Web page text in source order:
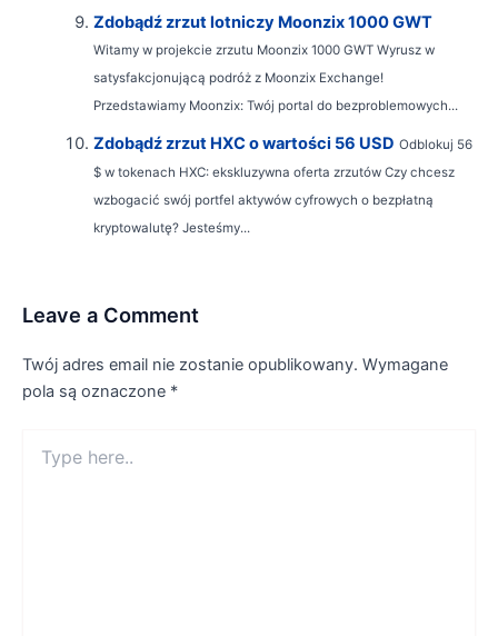
Zdobądź zrzut lotniczy Moonzix 1000 GWT
Witamy w projekcie zrzutu Moonzix 1000 GWT Wyrusz w
satysfakcjonującą podróż z Moonzix Exchange!
Przedstawiamy Moonzix: Twój portal do bezproblemowych...
Zdobądź zrzut HXC o wartości 56 USD Odblokuj 56
$ w tokenach HXC: ekskluzywna oferta zrzutów Czy chcesz
wzbogacić swój portfel aktywów cyfrowych o bezpłatną
kryptowalutę? Jesteśmy...
Leave a Comment
Twój adres email nie zostanie opublikowany. Wymagane
pola są oznaczone *
here..